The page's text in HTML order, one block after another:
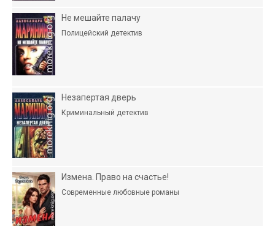
Не мешайте палачу
Полицейский детектив
Незапертая дверь
Криминальный детектив
Измена. Право на счастье!
Современные любовные романы